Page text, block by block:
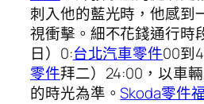
刺入他的藍光時，他感到
視衝擊。細不花錢通行時
日）0:台北汽車零件00到
零件拜二）24:00，以車
的時光為準。Skoda零件